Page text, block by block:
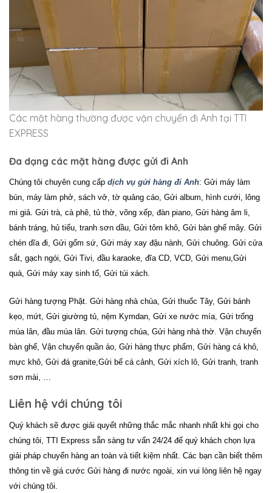
Các mặt hàng thường được vận chuyển đi Anh tại TTI
EXPRESS
Đa dạng các mặt hàng được gửi đi Anh
Chúng tôi chuyên cung cấp dịch vụ gửi hàng đi Anh: Gửi máy làm
bún, máy làm phở, sách vở, tờ quảng cáo, Gửi album, hình cưới, lông
mi giả. Gửi trà, cà phê, tủ thờ, võng xếp, đàn piano, Gửi hàng âm li,
bánh tráng,
hủ tiếu, tranh sơn dầu, Gửi tôm khô, Gửi bàn ghế mây. Gửi
chén dĩa đi, Gửi gốm sứ, Gửi máy xay đậu nành, Gửi chuông. Gửi cửa
sắt, gạch ngói, Gửi Tivi, đầu karaoke, đĩa CD, VCD, Gửi menu, Gửi
quà, Gửi máy xay sinh tố, Gửi túi xách.
Gửi hàng tượng Phật. Gửi hàng nhà chùa, Gửi thuốc Tây, Gửi bánh
kẹo, mứt, Gửi giường tủ, nệm Kymdan, Gửi xe nước mía, Gửi trống
múa lân, đầu múa lân. Gửi tượng chúa, Gửi hàng nhà thờ. Vận chuyển
bàn ghế, Vận chuyển quần áo, Gửi hàng thực phẩm, Gửi hàng cá khô,
mực khô, Gửi đá granite, Gửi bể cá cảnh, Gửi xích lô, Gửi tranh, tranh
sơn mài,
Liên hệ với chúng tôi
Quý khách sẽ được giải quyết những thắc mắc nhanh nhất khi gọi cho
chúng tôi, TTI Express sẵn sàng tư vấn 24/24 để quý khách chọn lựa
giải pháp chuyển hàng an toàn và tiết kiệm nhất. Các bạn cần biết thêm
thông tin về giá cước Gửi hàng đi nước ngoài, xin vui lòng liên hệ ngay
với chúng tôi.